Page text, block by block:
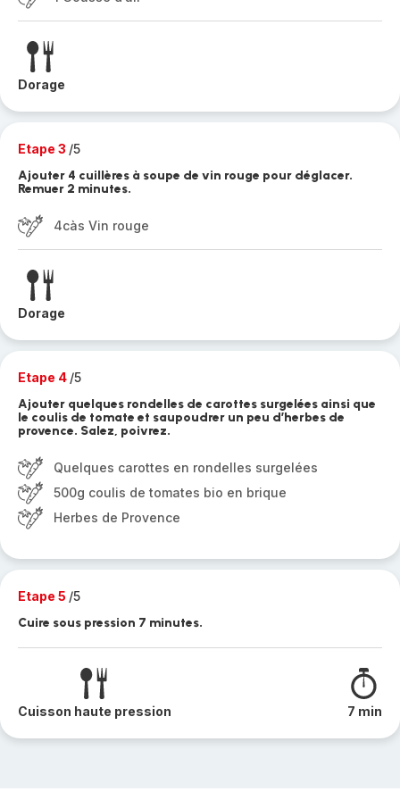
Dorage
Etape 3 /5
Ajouter 4 cuillères à soupe de vin rouge pour déglacer.
Remuer 2 minutes.
4càs Vin rouge
Dorage
Etape 4 /5
Ajouter quelques rondelles de carottes surgelées ainsi que
le coulis de tomate et saupoudrer un peu d’herbes de
provence. Salez, poivrez.
Quelques carottes en rondelles surgelées
500g coulis de tomates bio en brique
Herbes de Provence
Etape 5 /5
Cuire sous pression 7 minutes.
Cuisson haute pression 7 min